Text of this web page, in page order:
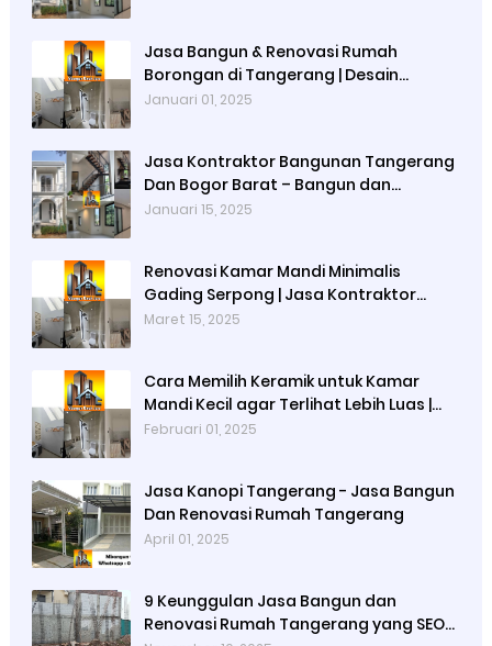
Jasa Bangun & Renovasi Rumah
Borongan di Tangerang | Desain
Interior & Arsitektur
Januari 01, 2025
Jasa Kontraktor Bangunan Tangerang
Dan Bogor Barat – Bangun dan
Renovasi Rumah Profesional,
Januari 15, 2025
Renovasi Kamar Mandi Minimalis
Gading Serpong | Jasa Kontraktor
Renovasi Rumah Terpercaya
Maret 15, 2025
Cara Memilih Keramik untuk Kamar
Mandi Kecil agar Terlihat Lebih Luas |
Jasa Bangun Rumah Tangerang | Jasa
Februari 01, 2025
Jasa Kanopi Tangerang - Jasa Bangun
Dan Renovasi Rumah Tangerang
April 01, 2025
9 Keunggulan Jasa Bangun dan
Renovasi Rumah Tangerang yang SEO